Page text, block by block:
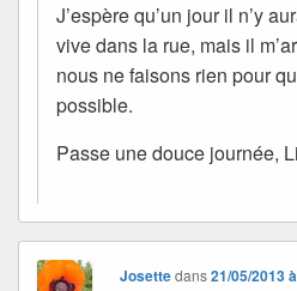
J’espère qu’un jour il n’y
vive dans la rue, mais il
nous ne faisons rien pour
possible.
Passe une douce journée,
Josettedans21/05/2013